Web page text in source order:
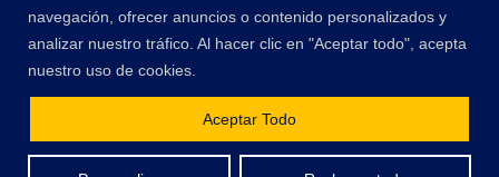
navegación, ofrecer anuncios o contenido personalizados y
analizar nuestro tráfico. Al hacer clic en "Aceptar todo", acepta
nuestro uso de cookies.
Aceptar Todo